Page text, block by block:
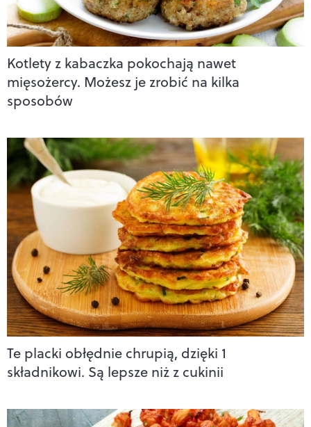
Kotlety z kabaczka pokochają nawet
mięsożercy. Możesz je zrobić na kilka
sposobów
Te placki obłędnie chrupią, dzięki 1
składnikowi. Są lepsze niż z cukinii